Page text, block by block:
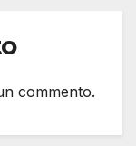
commento.